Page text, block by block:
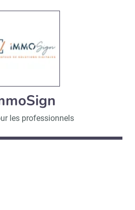
les professionnels